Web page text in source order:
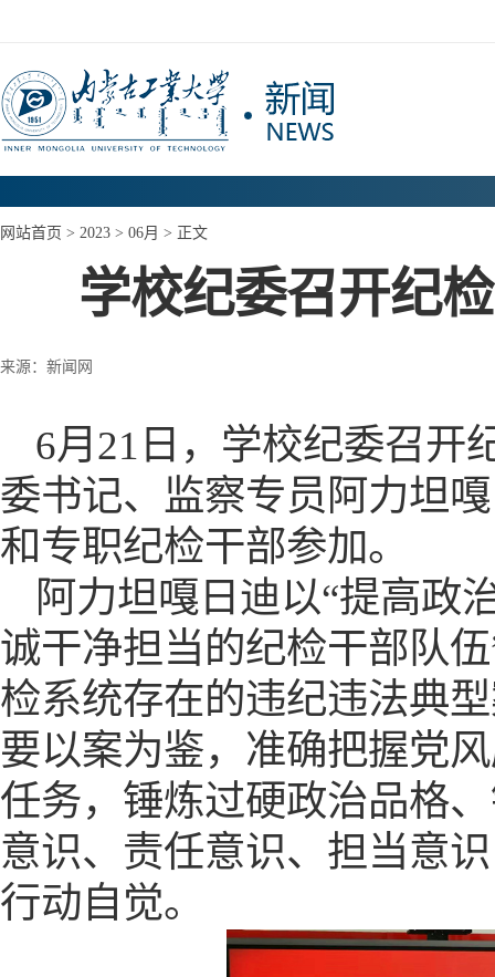
网站首页 > 2023 > 06月 > 正文
学校纪委召开纪
来源：新闻网
6月21日，学校纪委召开
委书记、监察专员阿力坦
和专职纪检干部参加。
阿力坦嘎日迪以“提高政
诚干净担当的纪检干部队伍
检系统存在的违纪违法典
要以案为鉴，准确把握党
任务， 锤炼过硬政治品格、
意识、责任意识、担当意
行动自觉。